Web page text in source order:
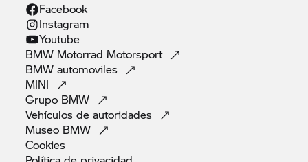
Facebook
Instagram
Youtube
BMW Motorrad Motorsport
BMWautomoviles
MINI
Grupo BMW
Vehículos deautoridades
Museo BMW
Cookies